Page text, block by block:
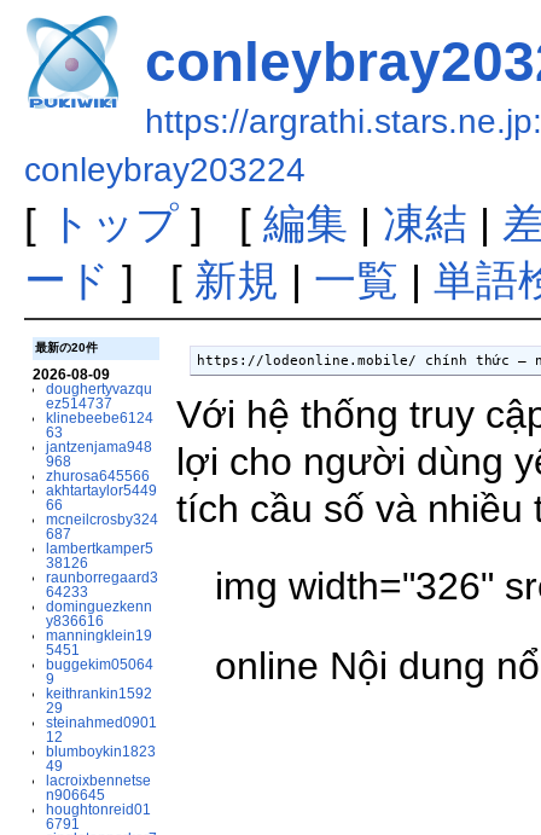
https://
conleybray203224
[ トップ] [ 編集 | 凍結 |
ード ] [ 新規 | 一覧 | 単語
最新の20件
2026-08-09
doughertyvazqu
ez514737
klinebeebe6124
63
jantzenjama948
968
zhurosa645566
akhtartaylor5449
66
mcneilcrosby324
687
lambertkamper5
38126
raunborregaard3
64233
dominguezkenn
y836616
manningklein19
5451
buggekim05064
9
keithrankin1592
29
steinahmed0901
12
blumboykin1823
49
lacroixbennetse
n906645
houghtonreid01
6791
https://lodeonline.mobile/ chính thức –
Với hệ thống truy
lợi cho người dùng
tích cầu số và
img width="326"
online Nội dung